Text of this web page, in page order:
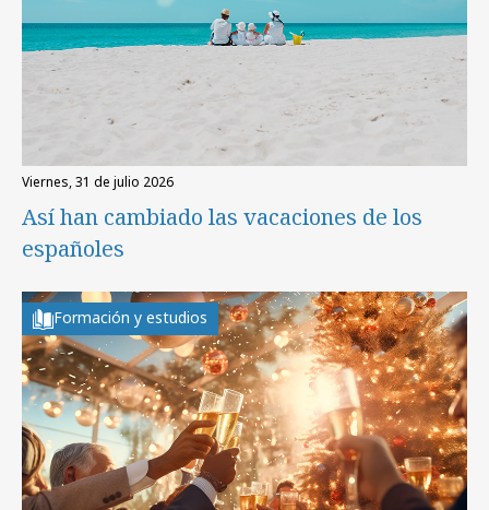
viernes, 31 de julio 2026
Así han cambiado las vacaciones de los
españoles
Formación y estudios